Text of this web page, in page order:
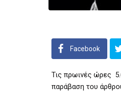
Facebook
Τις πρωινές ώρες
παράβαση του